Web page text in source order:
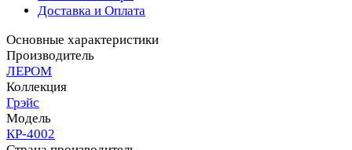
Доставка и Оплата
Основные характеристики
Производитель
ЛЕРОМ
Коллекция
Грэйс
Модель
КР-4002